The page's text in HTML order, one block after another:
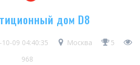
дом D8
10-09 04:40:35 Москва
5
968